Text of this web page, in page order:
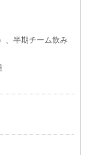
、半期チーム飲み